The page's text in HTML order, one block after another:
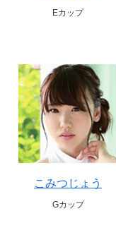
Eカップ
こみつじょう
Gカップ